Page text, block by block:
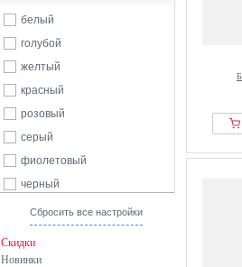
белый
голубой
желтый
красный
розовый
серый
фиолетовый
черный
Сбросить все настройки
Скидки
Новинки